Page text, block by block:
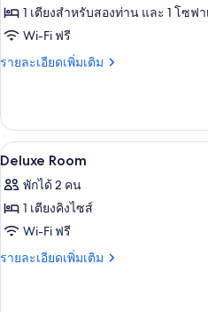
ห้อง
จู
เนียร์
1 เตียงสำหรับสองท่าน และ 1 โซ
Wi-Fi ฟรี
รายละเอียดเพิ่มเติม
ราย
เกี่ยว
กับ
ห้อง
เนียร์
สวี
เปิด
ภาพถ่าย
ทั้งหมด
ของ
Deluxe
11
Deluxe Room
พักได้ 2 คน
1 เตียงคิงไซส์
Wi-Fi ฟรี
รายละเอียดเพิ่มเติม
ราย